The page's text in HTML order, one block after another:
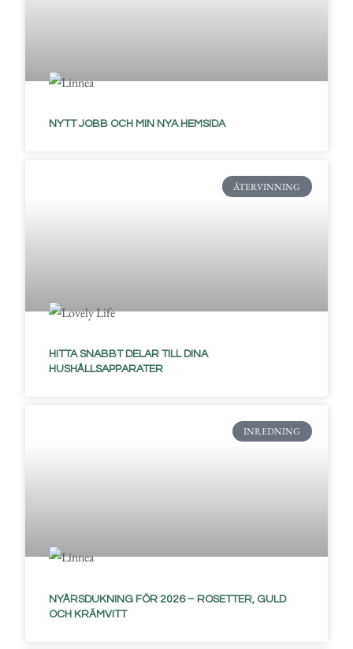
NYTT JOBB OCH MIN NYA HEMSIDA
ÅTERVINNING
HITTA SNABBT DELAR TILL DINA
HUSHÅLLSAPPARATER
INREDNING
NYÅRSDUKNING FÖR 2026 – ROSETTER, GULD
OCH KRÄMVITT